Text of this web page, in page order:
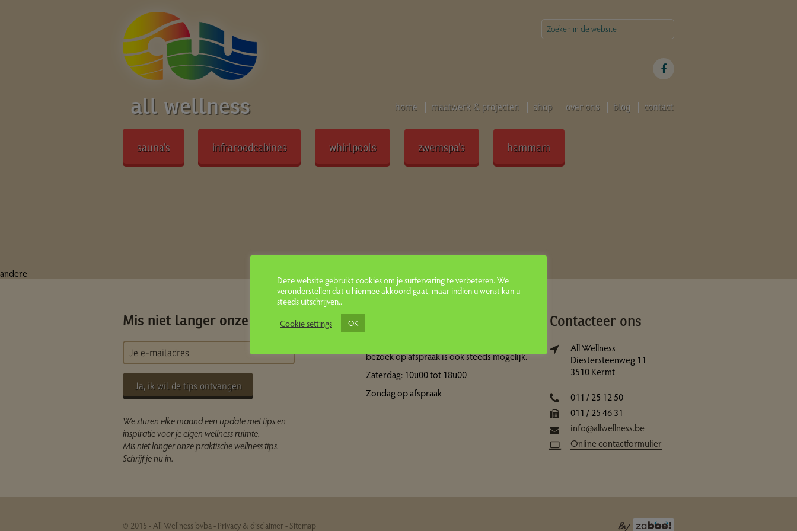
all wellness home maatwerk & projecten shop over ons blog contact
sauna’s infraroodcabines whirlpools zwemspa’s hammam
andere
Mis niet langer onze tips
Ja, ik wil de tips ontvangen
We sturen elke maand een update met tips en
inspiratie voor je eigen wellness ruimte.
Mis niet langer onze praktische wellness tips.
Schrijf je nu in.
bezoek op afspraak is ook steeds mogelijk.
Zaterdag: 10u00 tot 18u00
Zondag op afspraak
Contacteer ons
All Wellness
Diestersteenweg 11
3510 Kermt
011 / 25 12 50
011 / 25 46 31
info@allwellness.be
Online contactformulier
© 2015 - All Wellness bvba - Privacy & disclaimer- Sitemap
Deze website gebruikt cookies om je surfervaring te verbeteren. We
veronderstellen dat u hiermee akkoord gaat, maar indien u wenst kan u
steeds uitschrijven..
Cookie settings
OK